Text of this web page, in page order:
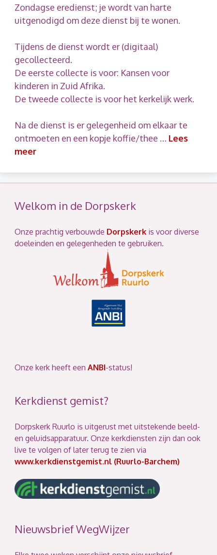
Zondagse eredienst; je wordt van harte
uitgenodigd om deze dienst bij te wonen.
Tijdens de dienst wordt er (digitaal)
gecollecteerd.
De eerste collecte is voor: Kansen voor
kinderen in Zuid Afrika.
De tweede collecte is voor het kerkelijk werk.
Na de dienst is er gelegenheid om elkaar te
ontmoeten en een kopje koffie/thee … Lees
meer
Welkom in de Dorpskerk
Onze prachtig verbouwde Dorpskerk is voor diverse
doeleinden en gelegenheden te gebruiken.
Onze kerk heeft een ANBI-status!
Kerkdienst gemist?
Dorpskerk Ruurlo is uitgerust met uitstekende beeld-
en geluidsapparatuur. Onze kerkdiensten zijn dan ook
live te volgen of later terug te zien via
www.kerkdienstgemist.nl (Ruurlo-Barchem)
Nieuwsbrief WegWijzer